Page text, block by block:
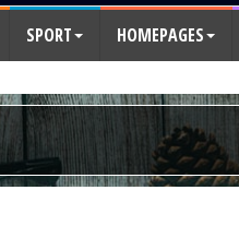
SPORT HOMEPAGES